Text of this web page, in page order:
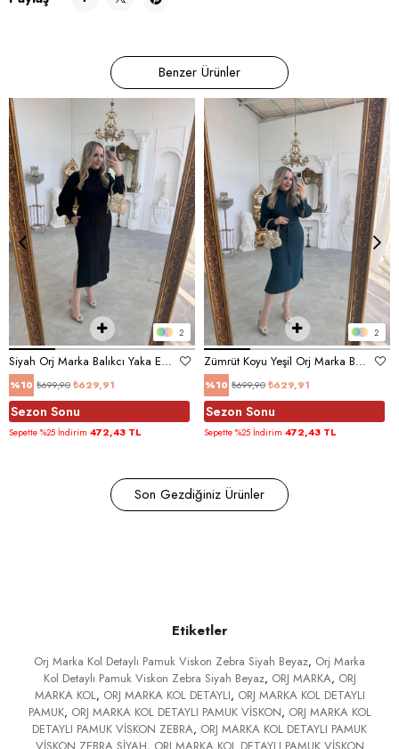
Benzer Ürünler
2
Siyah Orj Marka Balıkcı Yaka Elbise
%10 ₺629,91
₺699,90
Sezon Sonu
Sepette %25 İndirim 472,43 TL
2
Zümrüt Koyu Yeşil Orj Marka Balıkcı Yaka Elbise
%10 ₺629,91
₺699,90
Sezon Sonu
Sepette %25 İndirim 472,43 TL
Son Gezdiğiniz Ürünler
Etiketler
Orj Marka Kol Detaylı Pamuk Viskon Zebra Siyah Beyaz, Orj Marka
Kol Detaylı Pamuk Viskon Zebra Siyah Beyaz, ORJ MARKA, ORJ
MARKA KOL, ORJ MARKA KOL DETAYLI, ORJ MARKA KOL DETAYLI
PAMUK, ORJ MARKA KOL DETAYLI PAMUK VİSKON, ORJ MARKA KOL
DETAYLI PAMUK VİSKON ZEBRA, ORJ MARKA KOL DETAYLI PAMUK
VİSKON ZEBRA SİYAH, ORJ MARKA KOL DETAYLI PAMUK VİSKON